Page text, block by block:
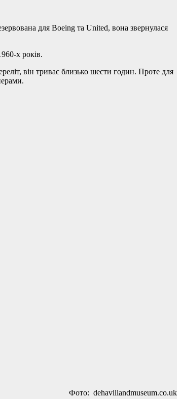
для Boeing та United, вона звернулася
х років.
він триває близько шести годин. Проте для
Фото: dehavillandmuseum.co.uk